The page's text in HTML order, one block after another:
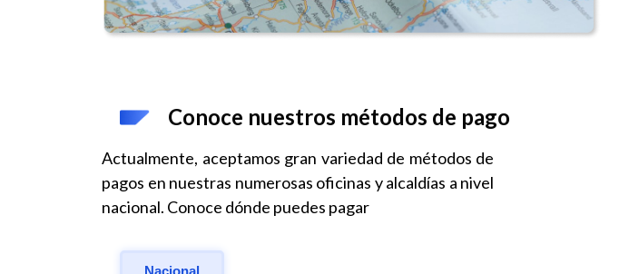
Conoce nuestros métodos de pago
Actualmente, aceptamos gran variedad de métodos de
pagos en nuestras numerosas oficinas y alcaldías a nivel
nacional. Conoce dónde puedes pagar